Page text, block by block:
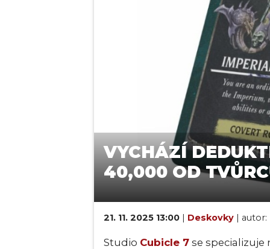
VYCHÁZÍ
40,000 OD
21. 11. 2025 13:00 | Deskovky | autor:
Studio Cubicle 7 se